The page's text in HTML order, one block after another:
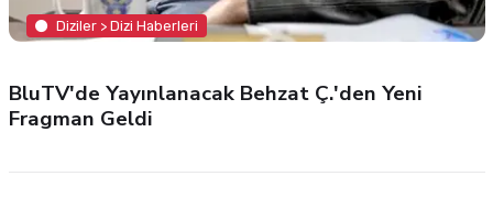
Diziler > Dizi Haberleri
BluTV'de Yayınlanacak Behzat Ç.'den Yeni
Fragman Geldi